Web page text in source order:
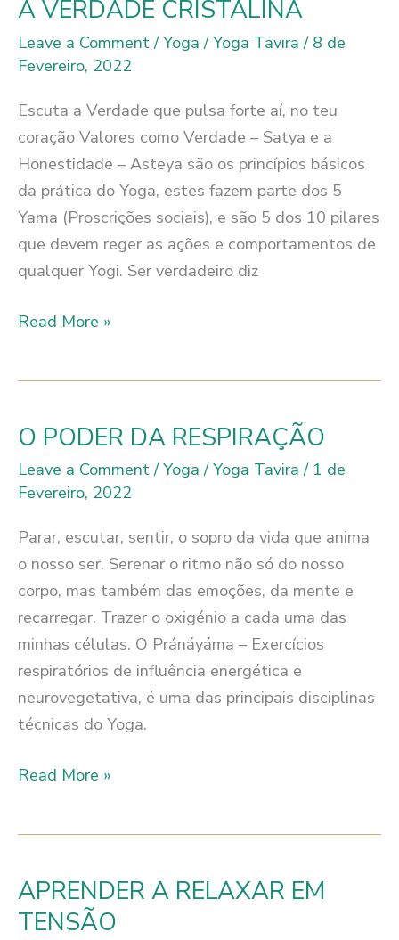
A VERDADE CRISTALINA
Leave a Comment /Yoga /Yoga Tavira / 8 de
Fevereiro, 2022
Escuta a Verdade que pulsa forte aí, no teu
coração Valores como Verdade – Satya e a
Honestidade – Asteya são os princípios básicos
da prática do Yoga, estes fazem parte dos 5
Yama (Proscrições sociais), e são 5 dos 10 pilares
que devem reger as ações e comportamentos de
qualquer Yogi. Ser verdadeiro diz
A
Read More »
O PODER DA RESPIRAÇÃO
Leave a Comment /Yoga /Yoga Tavira/ 1 de
Fevereiro, 2022
Parar, escutar, sentir, o sopro da vida que anima
o nosso ser. Serenar o ritmo não só do nosso
corpo, mas também das emoções, da mente e
recarregar. Trazer o oxigénio a cada uma das
minhas células. O Pránáyáma – Exercícios
respiratórios de influência energética e
neurovegetativa, é uma das principais disciplinas
técnicas do Yoga.
O
Read More »
APRENDER A RELAXAR EM
TENSÃO